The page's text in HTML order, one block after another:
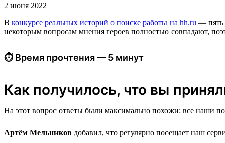
2 июня 2022
В конкурсе реальных историй о поиске работы на hh.ru — пять
некоторым вопросам мнения героев полностью совпадают,
⏱ Время прочтения — 5 минут
Как получилось, что вы
На этот вопрос ответы были максимально похожи: все наши
Артём Мельников добавил, что регулярно посещает наш